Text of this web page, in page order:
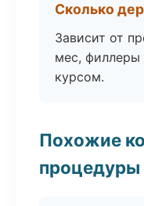
Сколько
Зависит от
мес,
курсом.
Похожие
процедуры